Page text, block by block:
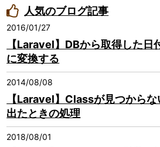
人気のブログ記事
2016/01/27
【Laravel】DBから取得した日
に変換する
2014/08/08
【Laravel】Classが見つから
出たときの処理
2018/08/01